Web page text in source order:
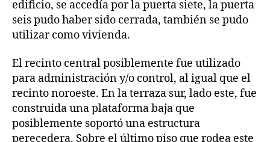
edificio, se accedía por la puerta siete, la puerta
seis pudo haber sido cerrada, también se pudo
utilizar como vivienda.
El recinto central posiblemente fue utilizado
para administración y/o control, al igual que el
recinto noroeste. En la terraza sur, lado este, fue
construida una plataforma baja que
posiblemente soportó una estructura
perecedera. Sobre el último piso que rodea este